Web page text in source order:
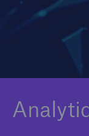
Optimisation
Expertise en